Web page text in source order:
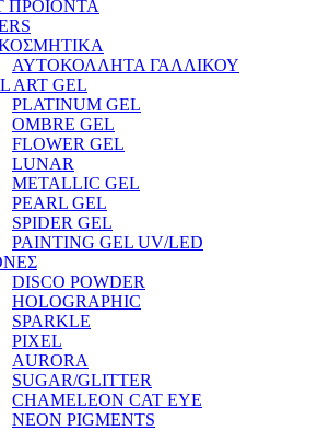
ΠΡΟΪΟΝΤΑ
ΑΥΤΟΚΟΛΛΗΤΑ ΓΑΛΛΙΚΟΥ
ART GEL
PLATINUM GEL
OMBRE GEL
FLOWER GEL
LUNAR
METALLIC GEL
PEARL GEL
SPIDER GEL
PAINTING GEL UV/LED
DISCO POWDER
HOLOGRAPHIC
SPARKLE
PIXEL
AURORA
SUGAR/GLITTER
CHAMELEON CAT EYE
NEON PIGMENTS